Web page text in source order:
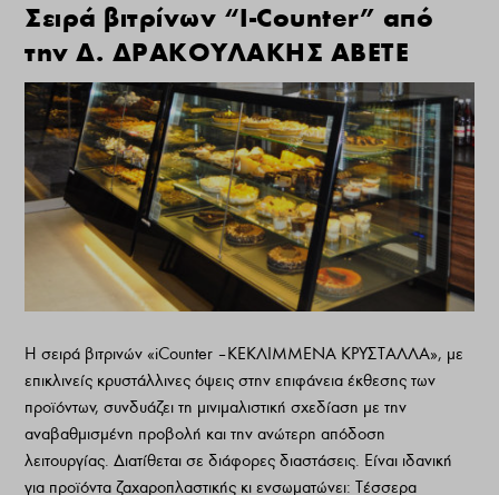
Σειρά βιτρίνων “I-Counter” από
την Δ. ΔΡΑΚΟΥΛΑΚΗΣ ΑΒΕΤΕ
Η σειρά βιτρινών «iCounter – ΚΕΚΛΙΜΜΕΝΑ ΚΡΥΣΤΑΛΛΑ», με
επικλινείς κρυστάλλινες όψεις στην επιφάνεια έκθεσης των
προϊόντων, συνδυάζει τη μινιμαλιστική σχεδίαση με την
αναβαθμισμένη προβολή και την ανώτερη απόδοση
λειτουργίας. Διατίθεται σε διάφορες διαστάσεις. Είναι ιδανική
για προϊόντα ζαχαροπλαστικής κι ενσωματώνει: Τέσσερα